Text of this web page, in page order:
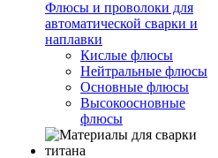
Флюсы и проволоки для
автоматической сварки и
наплавки
Кислые флюсы
Нейтральные флюсы
Основные флюсы
Высокоосновные
флюсы